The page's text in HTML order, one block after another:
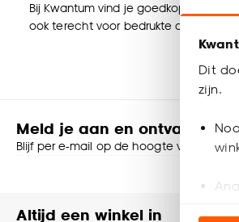
Dit
zijn.
Bij Kwantum vind je goedkope
ook terecht voor bedrukte
Meld je aan en ontvang €
Blijf per e-mail op de hoogte van leuke
Altijd een winkel in